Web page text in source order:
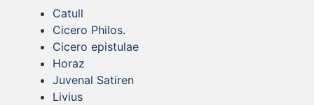
Catull
Cicero Philos.
Cicero epistulae
Horaz
Juvenal Satiren
Livius